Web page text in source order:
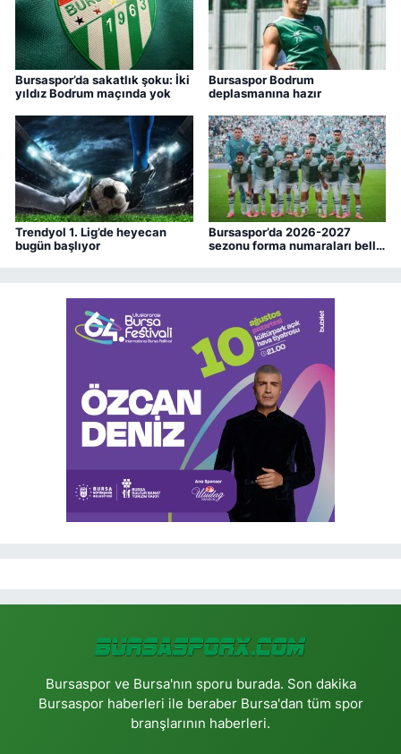
Bursaspor’da sakatlık şoku: İki
yıldız Bodrum maçında yok
Bursaspor Bodrum
deplasmanına hazır
Trendyol 1. Lig’de heyecan
bugün başlıyor
Bursaspor’da 2026-2027
sezonu forma numaraları belli
Bursaspor ve Bursa'nın sporu burada. Son dakika
Bursaspor haberleri ile beraber Bursa'dan tüm spor
branşlarının haberleri.